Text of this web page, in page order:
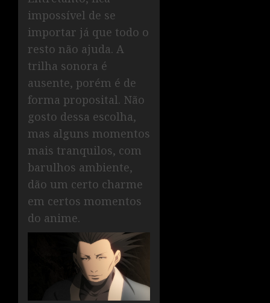
impossível de se
importar já que todo o
resto não ajuda. A
trilha sonora é
ausente, porém é de
forma proposital. Não
gosto dessa escolha,
mas alguns momentos
mais tranquilos, com
barulhos ambiente,
dão um certo charme
em certos momentos
do anime.